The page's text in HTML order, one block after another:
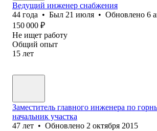
Ведущий инженер снабжения
44 года • Был 21 июля • Обновлено 6
150 000 ₽
Не ищет работу
Общий опыт
15 лет
Заместитель главного инженера по
начальник участка
47 лет • Обновлено 2 октября 2015